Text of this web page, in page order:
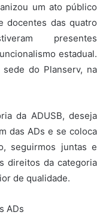
um ato público
docentes das quatro
presentes
estadual.
do Planserv, na
da ADUSB, deseja
das ADs e se coloca
seguirmos juntas e
direitos da categoria
de qualidade.
ADs